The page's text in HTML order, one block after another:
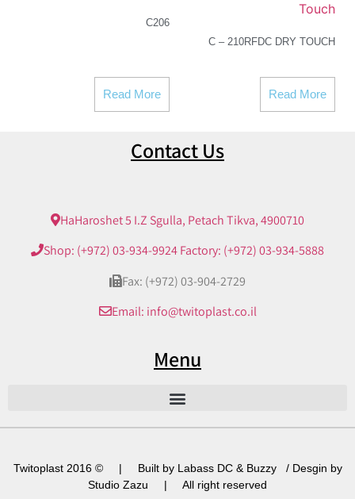
C206
Read More
C – 210RFDC DRY TOUCH
Read More
Contact Us
HaHaroshet 5 I.Z Sgulla, Petach Tikva, 4900710
Shop: (+972) 03-934-9924 Factory: (+972) 03-934-5888
Fax: (+972) 03-904-2729
Email: info@twitoplast.co.il
Menu
Twitoplast 2016 © | Built by Labass DC & Buzzy / Desgin by
Studio Zazu | All right reserved